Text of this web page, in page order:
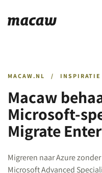
MACAW.NL / INSPIRATIE
Macaw
Microsoft-
Migrate
Migreren naar Azure
Microsoft Advanced